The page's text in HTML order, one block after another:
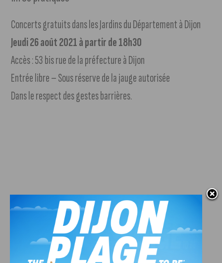
Concerts gratuits dans les Jardins du Département à Dijon
Jeudi 26 août 2021 à partir de 18h30
Accès : 53 bis rue de la préfecture à Dijon
Entrée libre – Sous réserve de la jauge autorisée
Dans le respect des gestes barrières.